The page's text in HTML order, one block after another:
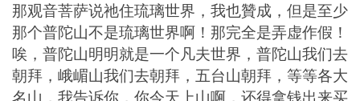
那观音菩萨说祂住琉璃世界，我也贊成，但是至少
那个普陀山不是琉璃世界啊！那完全是弄虚作假！
唉，普陀山明明就是一个凡夫世界，普陀山我们去
朝拜，峨嵋山我们去朝拜，五台山朝拜，等等各大
名山，我告诉你，你今天上山啊，还得拿钱出来买